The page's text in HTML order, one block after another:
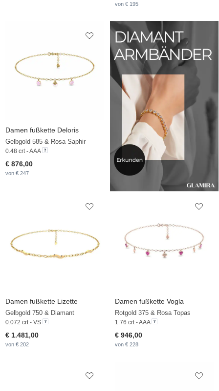
von € 195
Damen fußkette Deloris
Gelbgold 585 & Rosa Saphir
0.48 crt - AAA
€ 876,00
von € 247
Damen fußkette Lizette
Gelbgold 750 & Diamant
0.072 crt - VS
€ 1.481,00
von € 202
Damen fußkette Vogla
Rotgold 375 & Rosa Topas
1.76 crt - AAA
€ 946,00
von € 228